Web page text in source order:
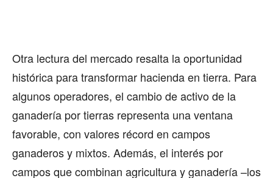
Otra lectura del mercado resalta la oportunidad
histórica para transformar hacienda en tierra. Para
algunos operadores, el cambio de activo de la
ganadería por tierras representa una ventana
favorable, con valores récord en campos
ganaderos y mixtos. Además, el interés por
campos que combinan agricultura y ganadería –los